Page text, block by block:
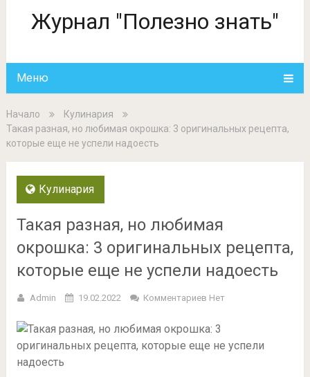
Журнал "Полезно знать"
Меню
Начало
Кулинария
Такая разная, но любимая окрошка: 3 оригинальных рецепта,
которые еще не успели надоесть
Кулинария
Такая разная, но любимая
окрошка: 3 оригинальных рецепта,
которые еще не успели надоесть
Admin 19.02.2022 Комментариев Нет